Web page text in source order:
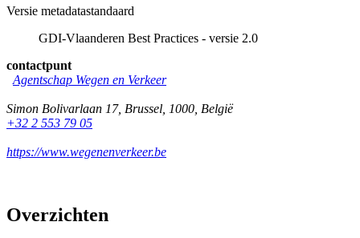
Versie metadatastandaard
GDI-Vlaanderen Best Practices - versie 2.0
contactpunt
Agentschap Wegen en Verkeer
Simon Bolivarlaan 17, Brussel 1000 België
+32 2 553 79 05
https://www.wegenenverkeer.be
Overzichten